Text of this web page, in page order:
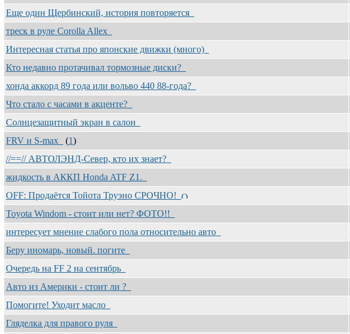
Еще один Щербинский, история повторяется
треск в руле Corolla Allex
Интересная статья про японские движки (много)
Кто недавно протачивал тормозные диски?
хонда аккорд 89 года или вольво 440 88-года?
Что стало с часами в акценте?
Солнцезащитный экран в салон
FRV и S-max
(1)
//==// АВТОЛЭНД-Север, кто их знает?
жидкость в АККП Honda ATF Z1.
OFF: Продаётся Тойота Труэно СРОЧНО!
Toyota Windom - стоит или нет? ФОТО!!
интересует мнение слабого пола относительно авто
Беру иномарь, новый. погите
Очередь на FF 2 на сентябрь
Авто из Америки - стоит ли ?
Помогите! Уходит масло
Гляделка для правого руля